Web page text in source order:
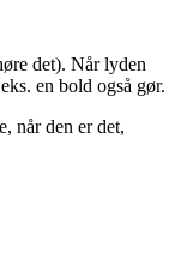
det). Når lyden
en bold også gør.
når den er det,